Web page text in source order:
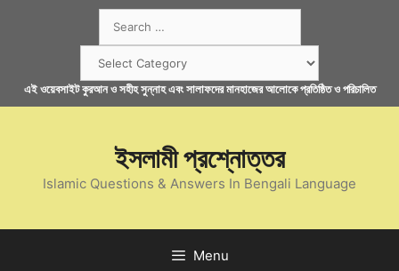
for:
এই ওয়েবসাইট কুরআন ও সহীহ সুন্নাহ এবং সালাফদের মানহাজের আলোকে প্রতিষ্ঠিত ও পরিচালিত
ইসলামী প্রশ্নোত্তর
Islamic Questions & Answers In Bengali Language
Menu